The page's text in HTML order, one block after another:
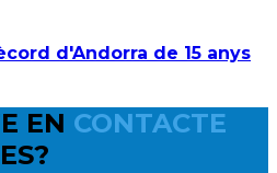
d'Andorra de 15 anys
EN CONTACTE